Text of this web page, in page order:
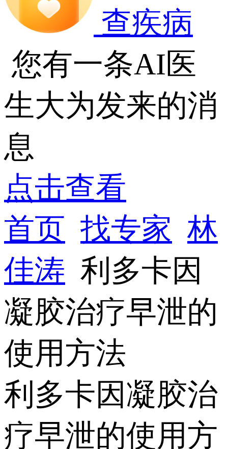
查疾病
您有一条AI医
生大为发来的消
息
点击查看
首页 找专家 林
佳涛 利多卡因
凝胶治疗早泄的
使用方法
利多卡因凝胶治
疗早泄的使用方